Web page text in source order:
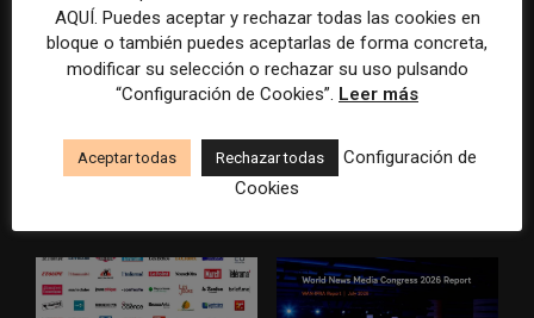
Artículo anterior
Tendencias en redes
Artículo siguiente
Cómo trabajar los artículos
para lograr más tráfico
AQUÍ. Puedes aceptar y rechazar todas las cookies en
bloque o también puedes aceptarlas de forma concreta,
modificar su selección o rechazar su uso pulsando
“Configuración de Cookies”. Leer más
Aceptar todas Rechazar todas
Configuración de
Cookies